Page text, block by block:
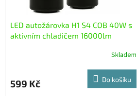
LED autožárovka H1 S4 COB 40W s
aktivním chladičem 16000lm
Skladem
599 Kč Do košíku